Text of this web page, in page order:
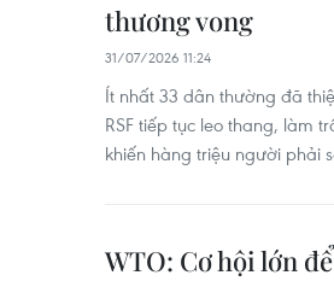
thương vong
31/07/2026 11:24
Ít nhất 33 dân thường đã
RSF tiếp tục leo thang, làm
khiến hàng triệu người phải
WTO: Cơ hội lớn